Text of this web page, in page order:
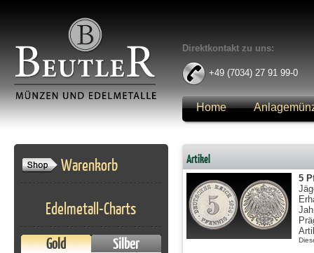
Direktkontakt zu uns:
+49 (7034) 27 91 99-0
Home
Warenkorb
Edelmetall-Charts
Gold Silber
Artikel
5